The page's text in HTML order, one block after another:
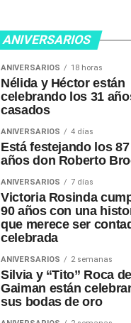
ANIVERSARIOS
ANIVERSARIOS 18 horas
Nélida y Héctor están
celebrando los 31
casados
ANIVERSARIOS 4 días
Está festejando los 87
años don Roberto
ANIVERSARIOS 7 días
Victoria Rosinda
90 años con una
que merece ser
celebrada
ANIVERSARIOS 2 semanas
Silvia y “Tito” Roca de
Gaiman están
sus bodas de oro